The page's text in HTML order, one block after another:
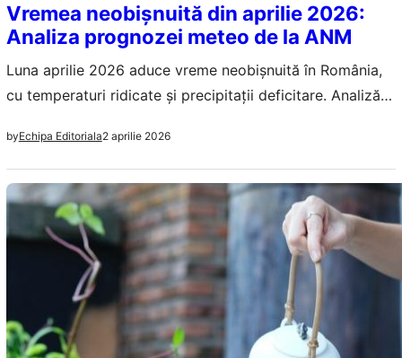
Vremea neobișnuită din aprilie 2026:
Analiza prognozei meteo de la ANM
Luna aprilie 2026 aduce vreme neobișnuită în România,
cu temperaturi ridicate și precipitații deficitare. Analizăm
byEchipa Editoriala2 aprilie 2026